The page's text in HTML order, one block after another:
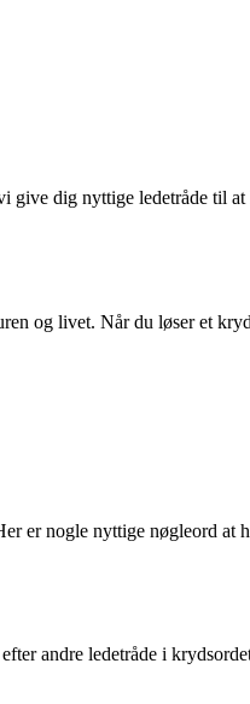
dig nyttige ledetråde til
og livet. Når du løser et
er nogle nyttige nøgleord at
andre ledetråde i